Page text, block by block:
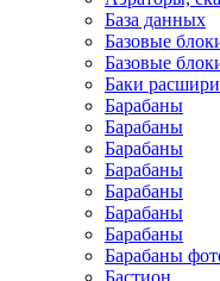
База данных
Базовые
Базовые
Баки
Барабаны
Барабаны
Барабаны
Барабаны
Барабаны
Барабаны
Барабаны
Барабаны
Бастион